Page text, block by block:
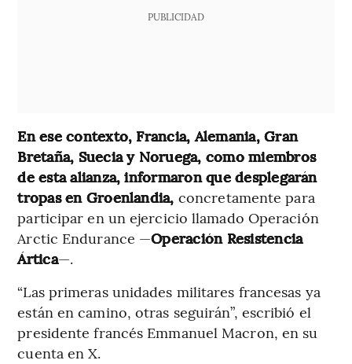
PUBLICIDAD
En ese contexto, Francia, Alemania, Gran
Bretaña, Suecia y Noruega, como miembros
de esta alianza, informaron que desplegarán
tropas en Groenlandia, concretamente para
participar en un ejercicio llamado Operación
Arctic Endurance —Operación Resistencia
Ártica—.
“Las primeras unidades militares francesas ya
están en camino, otras seguirán”, escribió el
presidente francés Emmanuel Macron, en su
cuenta en X.